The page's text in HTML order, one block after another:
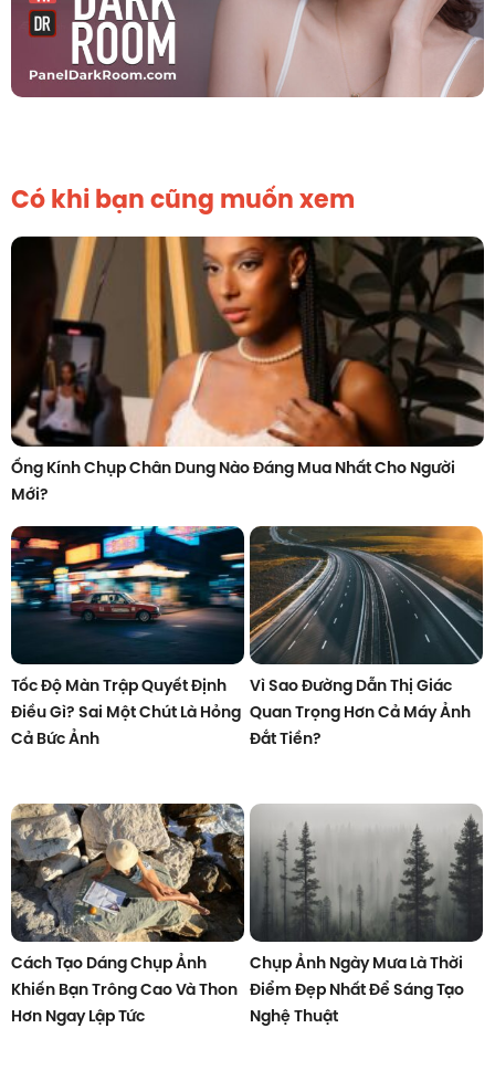
Có khi bạn cũng muốn xem
Ống Kính Chụp Chân Dung Nào Đáng Mua Nhất Cho Người
Mới?
Tốc Độ Màn Trập Quyết Định
Điều Gì? Sai Một Chút Là Hỏng
Cả Bức Ảnh
Vì Sao Đường Dẫn Thị Giác
Quan Trọng Hơn Cả Máy Ảnh
Đắt Tiền?
Cách Tạo Dáng Chụp Ảnh
Khiến Bạn Trông Cao Và Thon
Hơn Ngay Lập Tức
Chụp Ảnh Ngày Mưa Là Thời
Điểm Đẹp Nhất Để Sáng Tạo
Nghệ Thuật